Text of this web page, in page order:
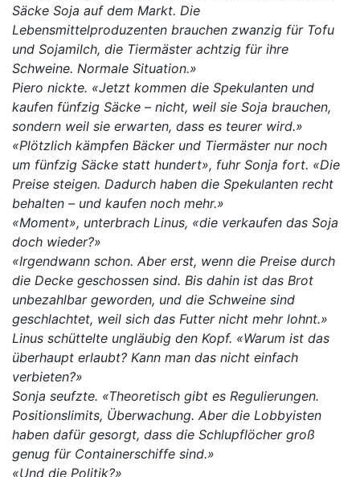
Säcke Soja auf dem Markt. Die
Lebensmittelproduzenten brauchen zwanzig für Tofu
und Sojamilch, die Tiermäster achtzig für ihre
Schweine. Normale Situation.»
Piero nickte. «Jetzt kommen die Spekulanten und
kaufen fünfzig Säcke – nicht, weil sie Soja brauchen,
sondern weil sie erwarten, dass es teurer wird.»
«Plötzlich kämpfen Bäcker und Tiermäster nur noch
um fünfzig Säcke statt hundert», fuhr Sonja fort. «Die
Preise steigen. Dadurch haben die Spekulanten recht
behalten – und kaufen noch mehr.»
«Moment», unterbrach Linus, «die verkaufen das Soja
doch wieder?»
«Irgendwann schon. Aber erst, wenn die Preise durch
die Decke geschossen sind. Bis dahin ist das Brot
unbezahlbar geworden, und die Schweine sind
geschlachtet, weil sich das Futter nicht mehr lohnt.»
Linus schüttelte ungläubig den Kopf. «Warum ist das
überhaupt erlaubt? Kann man das nicht einfach
verbieten?»
Sonja seufzte. «Theoretisch gibt es Regulierungen.
Positionslimits, Überwachung. Aber die Lobbyisten
haben dafür gesorgt, dass die Schlupflöcher groß
genug für Containerschiffe sind.»
«Und die Politik?»